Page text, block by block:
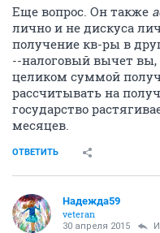
Еще вопрос. Он также
лично и не дискуса
получение кв-ры в
--налоговый вычет
целиком суммой
рассчитывать на
государство
месяцев.
ОТВЕТИТЬ
Надежда59
veteran
30 апреля 2015